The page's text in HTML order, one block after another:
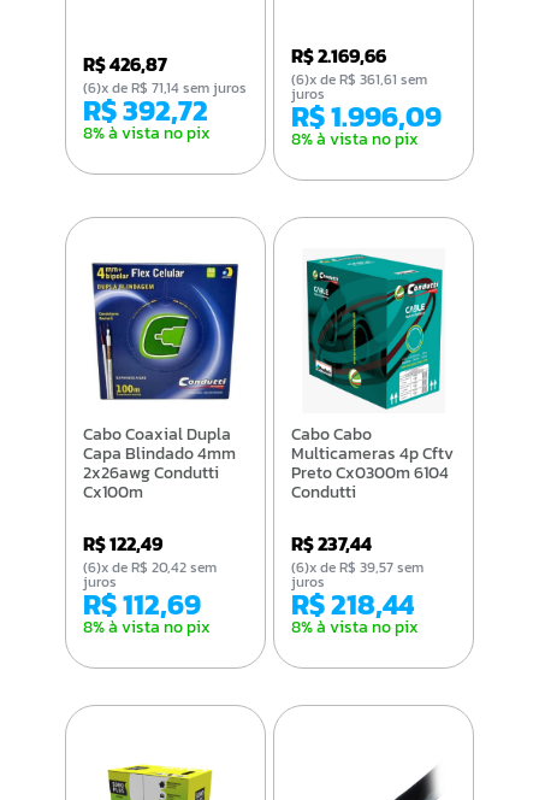
R$ 426,87
R$ 392,72
8% à vista no pix
(6)x de R$ 71,14 sem juros
R$ 2.169,66
R$ 1.996,09
8% à vista no pix
(6)x de R$ 361,61 sem
juros
Cabo Coaxial Dupla
Capa Blindado 4mm
2x26awg Condutti
Cx100m
R$ 122,49
R$ 112,69
8% à vista no pix
(6)x de R$ 20,42 sem
juros
Cabo Cabo
Multicameras 4p Cftv
Preto Cx0300m 6104
Condutti
R$ 237,44
R$ 218,44
8% à vista no pix
(6)x de R$ 39,57 sem
juros